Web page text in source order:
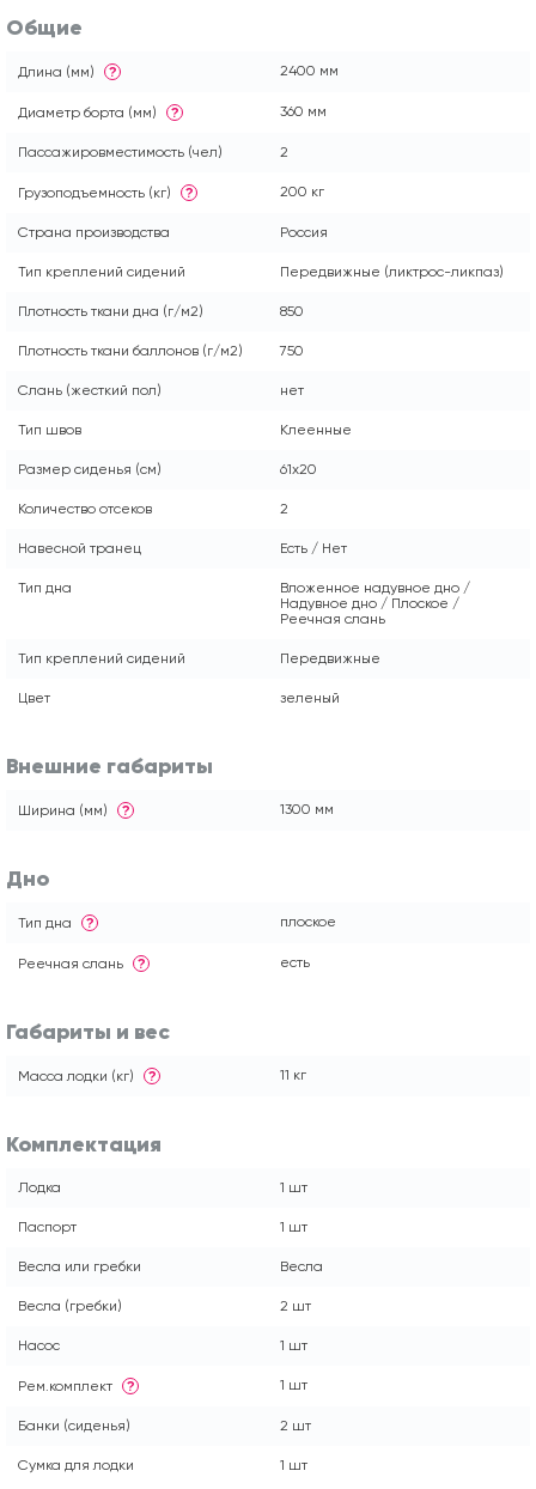
Общие
Длина (мм) ? 2400 мм
Диаметр борта (мм) ? 360 мм
Пассажировместимость (чел) 2
Грузоподъемность (кг) ? 200 кг
Страна производства Россия
Тип креплений сидений Передвижные (ликтрос-ликпаз)
Плотность ткани дна (г/м2) 850
Плотность ткани баллонов (г/м2) 750
Слань (жесткий пол) нет
Тип швов Клеенные
Размер сиденья (см) 61x20
Количество отсеков 2
Навесной транец Есть / Нет
Тип дна
Вложенное надувное дно /
Надувное дно / Плоское /
Реечная слань
Тип креплений сидений Передвижные
Цвет зеленый
Внешние габариты
Ширина (мм) ? 1300 мм
Дно
Тип дна ? плоское
Реечная слань ? есть
Габариты и вес
Масса лодки (кг) ? 11 кг
Комплектация
Лодка 1 шт
Паспорт 1 шт
Весла или гребки Весла
Весла (гребки) 2 шт
Насос 1 шт
Рем.комплект ? 1 шт
Банки (сиденья) 2 шт
Сумка для лодки 1 шт